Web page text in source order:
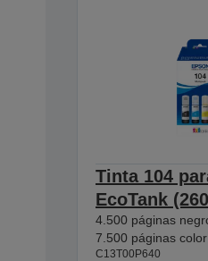
Tinta 104
EcoTank
4.500 páginas
7.500 páginas color
C13T00P640